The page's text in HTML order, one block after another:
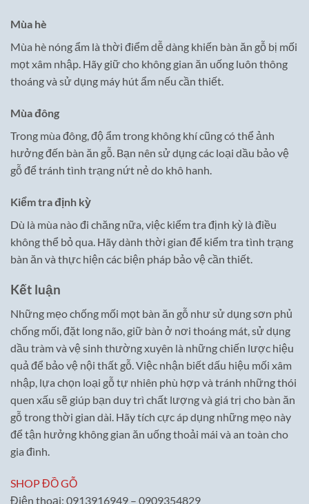
Mùa hè
Mùa hè nóng ẩm là thời điểm dễ dàng khiến bàn ăn gỗ bị mối
mọt xâm nhập. Hãy giữ cho không gian ăn uống luôn thông
thoáng và sử dụng máy hút ẩm nếu cần thiết.
Mùa đông
Trong mùa đông, độ ẩm trong không khí cũng có thể ảnh
hưởng đến bàn ăn gỗ. Bạn nên sử dụng các loại dầu bảo vệ
gỗ để tránh tình trạng nứt nẻ do khô hanh.
Kiểm tra định kỳ
Dù là mùa nào đi chăng nữa, việc kiểm tra định kỳ là điều
không thể bỏ qua. Hãy dành thời gian để kiểm tra tình trạng
bàn ăn và thực hiện các biện pháp bảo vệ cần thiết.
Kết luận
Những mẹo chống mối mọt bàn ăn gỗ như sử dụng sơn phủ
chống mối, đặt long não, giữ bàn ở nơi thoáng mát, sử dụng
dầu tràm và vệ sinh thường xuyên là những chiến lược hiệu
quả để bảo vệ nội thất gỗ. Việc nhận biết dấu hiệu mối xâm
nhập, lựa chọn loại gỗ tự nhiên phù hợp và tránh những thói
quen xấu sẽ giúp bạn duy trì chất lượng và giá trị cho bàn ăn
gỗ trong thời gian dài. Hãy tích cực áp dụng những mẹo này
để tận hưởng không gian ăn uống thoải mái và an toàn cho
gia đình.
SHOP ĐỒ GỖ
Điện thoại: 0913916949 – 0909354829